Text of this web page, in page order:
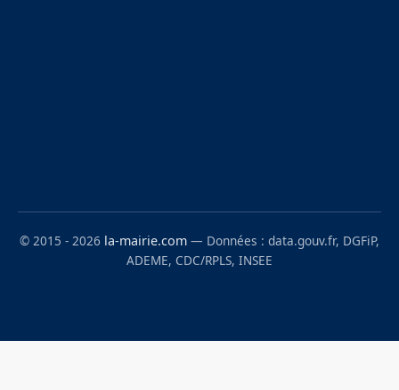
© 2015 - 2026 la-mairie.com — Données : data.gouv.fr, DGFiP,
ADEME, CDC/RPLS, INSEE